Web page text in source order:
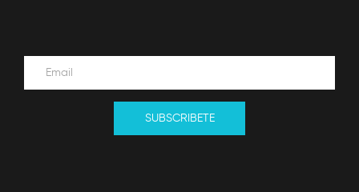
SUBSCRIBETE